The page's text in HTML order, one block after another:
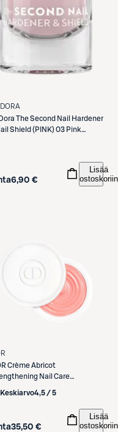
The Second Nail Hardener
Shield (PINK) 03 Pink
6,90 €
Lisää
ostoskoriin
Crème Abricot
Nail Care
kynsille 8 g
Keskiarvo4,5 / 5
35,50 €
Lisää
ostoskoriin